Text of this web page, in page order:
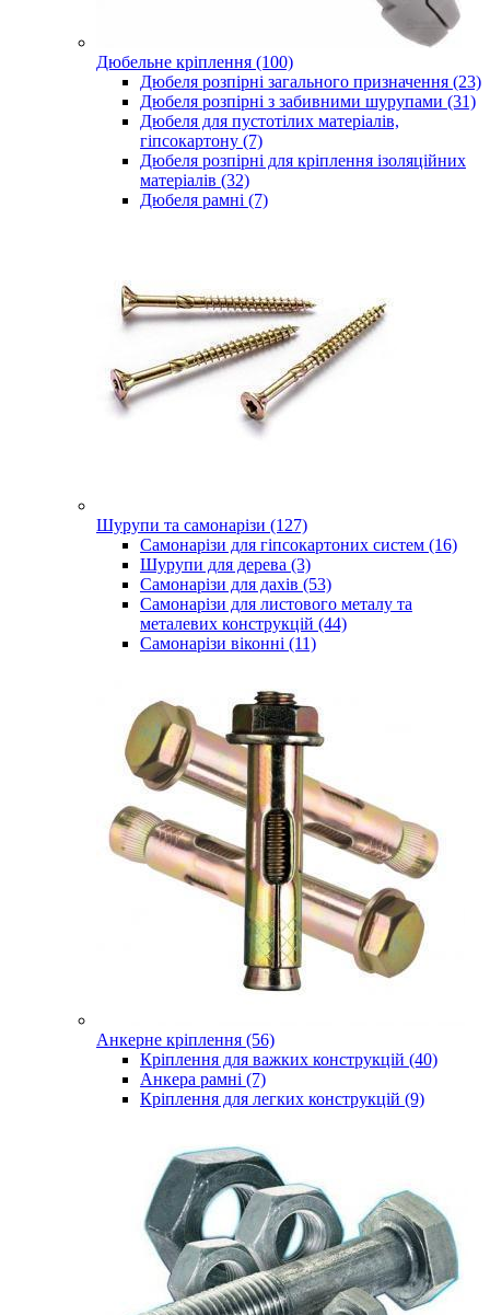
Дюбельне кріплення (100)
Дюбеля розпірні загального призначення (23)
Дюбеля розпірні з забивними шурупами (31)
Дюбеля для пустотілих матеріалів,
гіпсокартону (7)
Дюбеля розпірні для кріплення ізоляційних
матеріалів (32)
Дюбеля рамні (7)
Шурупи та самонарізи (127)
Самонарізи для гіпсокартоних систем (16)
Шурупи для дерева (3)
Самонарізи для дахів (53)
Самонарізи для листового металу та
металевих конструкцій (44)
Самонарізи віконні (11)
Анкерне кріплення (56)
Кріплення для важких конструкцій (40)
Анкера рамні (7)
Кріплення для легких конструкцій (9)